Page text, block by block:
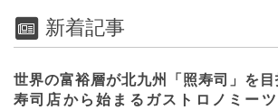
新着記事
世界の富裕層が北九州「照寿司」を
寿司店から始まるガストロノミー